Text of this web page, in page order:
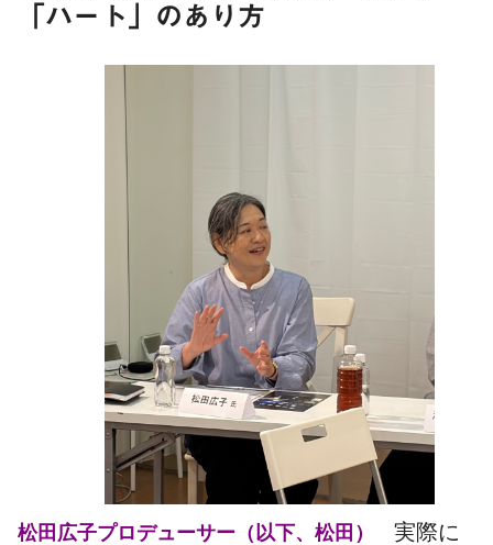
「ハート」のあり方
松田広子プロデューサー（以下、松田）実際に